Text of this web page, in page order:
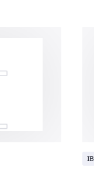
our child